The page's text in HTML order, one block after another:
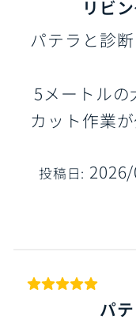
リビ
パテラと診
5メートル
カット作業
投稿日:
パ